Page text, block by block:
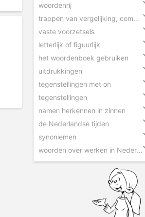
woordenrij
trappen van vergelijking, comparatief en superlatief
vaste voorzetsels
letterlijk of figuurlijk
het woordenboek gebruiken
uitdrukkingen
tegenstellingen met on
tegenstellingen
namen herkennen in zinnen
de Nederlandse tijden
synoniemen
woorden over werken in Nederland